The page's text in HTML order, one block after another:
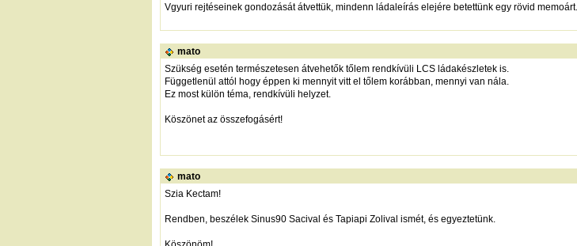
Vgyuri rejtéseinek gondozását átvettük, mindenn ládaleírás elejére betettünk egy rövid memoárt.
mato
Szükség esetén természetesen átvehetők tőlem rendkívüli LCS ládakészletek is.
Függetlenül attól hogy éppen ki mennyit vitt el tőlem korábban, mennyi van nála.
Ez most külön téma, rendkívüli helyzet.
Köszönet az összefogásért!
mato
Szia Kectam!
Rendben, beszélek Sinus90 Sacival és Tapiapi Zolival ismét, és egyeztetünk.